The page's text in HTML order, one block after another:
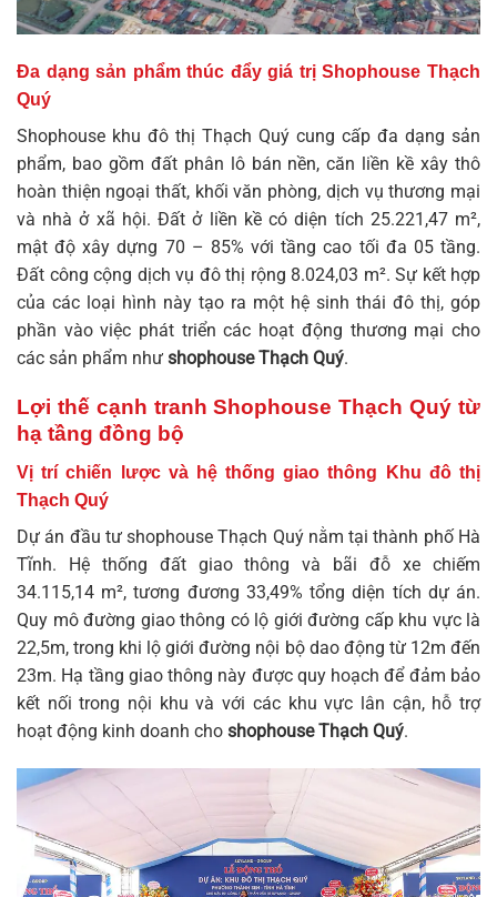
Đa dạng sản phẩm thúc đẩy giá trị Shophouse Thạch
Quý
Shophouse khu đô thị Thạch Quý cung cấp đa dạng sản
phẩm, bao gồm đất phân lô bán nền, căn liền kề xây thô
hoàn thiện ngoại thất, khối văn phòng, dịch vụ thương mại
và nhà ở xã hội. Đất ở liền kề có diện tích 25.221,47 m²,
mật độ xây dựng 70 – 85% với tầng cao tối đa 05 tầng.
Đất công cộng dịch vụ đô thị rộng 8.024,03 m². Sự kết hợp
của các loại hình này tạo ra một hệ sinh thái đô thị, góp
phần vào việc phát triển các hoạt động thương mại cho
các sản phẩm như shophouse Thạch Quý.
Lợi thế cạnh tranh Shophouse Thạch Quý từ
hạ tầng đồng bộ
Vị trí chiến lược và hệ thống giao thông Khu đô thị
Thạch Quý
Dự án đầu tư shophouse Thạch Quýnằm tại thành phố Hà
Tĩnh. Hệ thống đất giao thông và bãi đỗ xe chiếm
34.115,14 m², tương đương 33,49% tổng diện tích dự án.
Quy mô đường giao thông có lộ giới đường cấp khu vực là
22,5m, trong khi lộ giới đường nội bộ dao động từ 12m đến
23m. Hạ tầng giao thông này được quy hoạch để đảm bảo
kết nối trong nội khu và với các khu vực lân cận, hỗ trợ
hoạt động kinh doanh cho shophouse Thạch Quý.